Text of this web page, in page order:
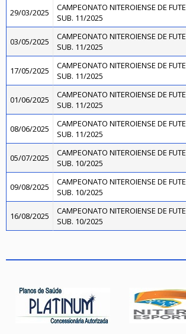
29/03/2025
CAMPEONATO NITEROIENSE DE
SUB. 11/2025
03/05/2025
CAMPEONATO NITEROIENSE DE
SUB. 11/2025
17/05/2025
CAMPEONATO NITEROIENSE DE
SUB. 11/2025
01/06/2025
CAMPEONATO NITEROIENSE DE
SUB. 11/2025
08/06/2025
CAMPEONATO NITEROIENSE DE
SUB. 11/2025
05/07/2025
CAMPEONATO NITEROIENSE DE
SUB. 10/2025
09/08/2025
CAMPEONATO NITEROIENSE DE
SUB. 10/2025
16/08/2025
CAMPEONATO NITEROIENSE DE
SUB. 10/2025